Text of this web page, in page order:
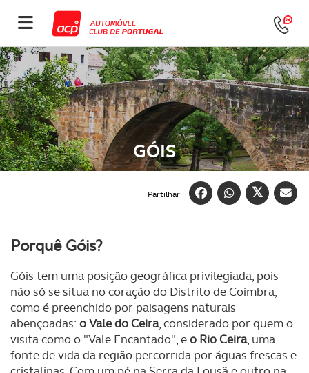
GÓIS
Partilhar
Porquê Góis?
Góis tem uma posição geográfica privilegiada, pois
não só se situa no coração do Distrito de Coimbra,
como é preenchido por paisagens naturais
abençoadas: o Vale do Ceira, considerado por quem o
visita como o "Vale Encantado", eo Rio Ceira, uma
fonte de vida da região percorrida por águas frescas e